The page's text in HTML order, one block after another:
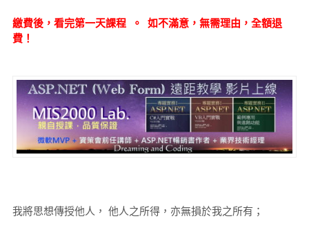
繳費後，看完第一天課程 。 如不滿意，無需理由，全額退
費！
我將思想傳授他人， 他人之所得，亦無損於我之所有；